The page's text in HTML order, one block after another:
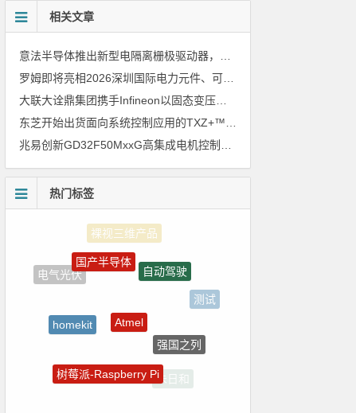
相关文章
罗姆即将亮相2026深圳国际电力元件、可再生能源管理展览会暨研讨会
大联大诠鼎集团携手Infineon以固态变压器重构配电效率新标杆
热门标签
电气光伏
测试
朱日和